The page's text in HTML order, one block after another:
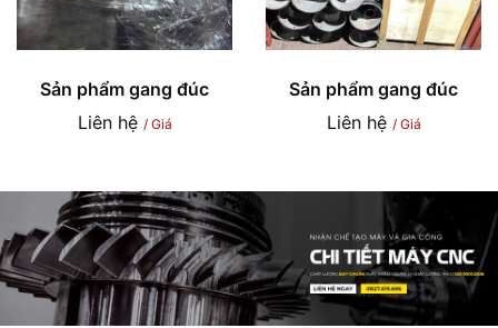
Sản phẩm gang đúc
Liên hệ / Giá
Sản phẩm gang đúc
Liên hệ / Giá